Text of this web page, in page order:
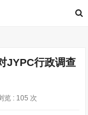
JYPC行政调查
览 : 105 次